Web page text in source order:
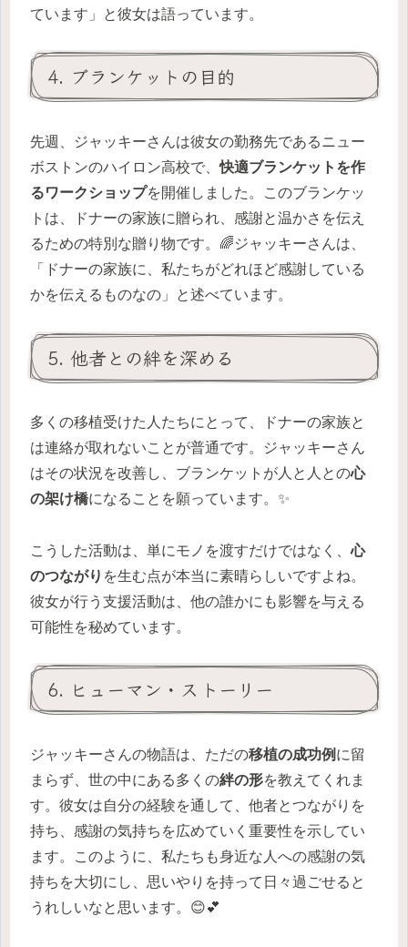
ています」と彼女は語っています。
4. ブランケットの目的
先週、ジャッキーさんは彼女の勤務先であるニュー
ボストンのハイロン高校で、快適ブランケットを作
るワークショップを開催しました。このブランケッ
トは、ドナーの家族に贈られ、感謝と温かさを伝え
るための特別な贈り物です。🌈ジャッキーさんは、
「ドナーの家族に、私たちがどれほど感謝している
かを伝えるものなの」と述べています。
5. 他者との絆を深める
多くの移植受けた人たちにとって、ドナーの家族と
は連絡が取れないことが普通です。ジャッキーさん
はその状況を改善し、ブランケットが人と人との心
の架け橋になることを願っています。✨
こうした活動は、単にモノを渡すだけではなく、心
のつながり を生む点が本当に素晴らしいですよね。
彼女が行う支援活動は、他の誰かにも影響を与える
可能性を秘めています。
6. ヒューマン・ストーリー
ジャッキーさんの物語は、ただの移植の成功例 に留
まらず、世の中にある多くの絆の形を教えてくれま
す。彼女は自分の経験を通して、他者とつながりを
持ち、感謝の気持ちを広めていく重要性を示してい
ます。このように、私たちも身近な人への感謝の気
持ちを大切にし、思いやりを持って日々過ごせると
うれしいなと思います。😊💕